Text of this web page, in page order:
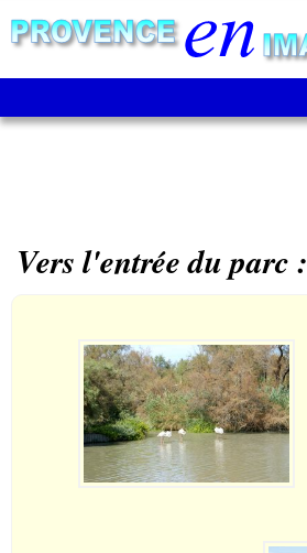
Vers l'entrée du parc :